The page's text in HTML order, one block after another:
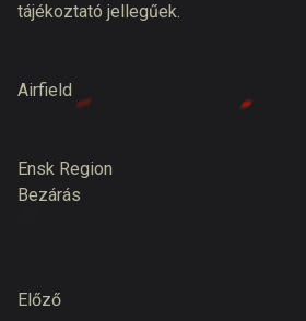
tájékoztató jellegűek.
Airfield
Ensk Region
Bezárás
Előző